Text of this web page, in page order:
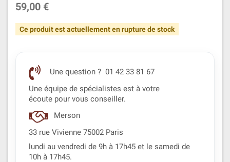
59,00 €
Ce produit est actuellement en rupture de stock
Une question ? 01 42 33 81 67
Une équipe de spécialistes est à votre
écoute pour vous conseiller.
Merson
33 rue Vivienne 75002 Paris
lundi au vendredi de 9h à 17h45 et le samedi de
10h à 17h45.